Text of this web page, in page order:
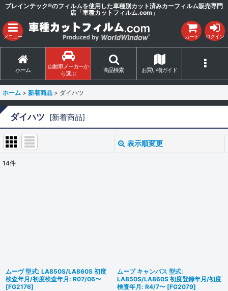
ブレインテック®のフィルムを使用した車種別カット済みカーフィルム販売専門
店「車種カットフィルム.com」
メニュー カート ログイン
ホーム
自動車メーカーか
ら選ぶ
商品検索 お買い物ガイド
ホーム > 新着商品 > ダイハツ
ダイハツ [新着商品]
表示順変更
14件
ムーヴ 型式: LA850S/LA860S 初度
検査年月/初度検査年月: R07/06〜
[FG2176]
ムーブ キャンバス 型式:
LA850S/LA860S 初度登録年月/初度
検査年月: R4/7〜 [FG2079]